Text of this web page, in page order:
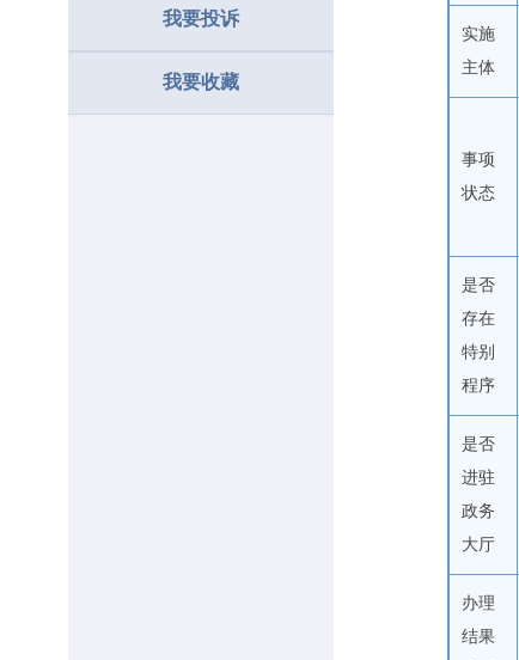
我要投诉
我要收藏
实施
主体
事项
状态
是否
存在
特别
程序
是否
进驻
政务
大厅
办理
结果